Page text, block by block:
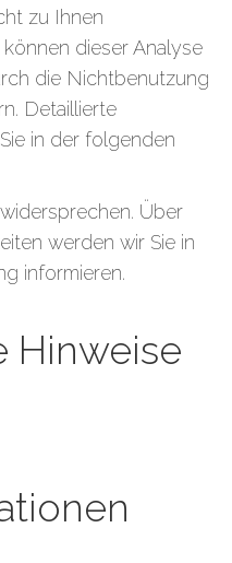
zu Ihnen
dieser Analyse
die Nichtbenutzung
Detaillierte
in der folgenden
Über
werden wir Sie in
informieren.
Hinweise